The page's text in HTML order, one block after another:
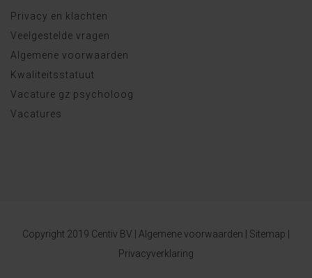
Privacy en klachten
Veelgestelde vragen
Algemene voorwaarden
Kwaliteitsstatuut
Vacature gz psycholoog
Vacatures
Copyright 2019 Centiv BV | Algemene voorwaarden Sitemap
Privacyverklaring